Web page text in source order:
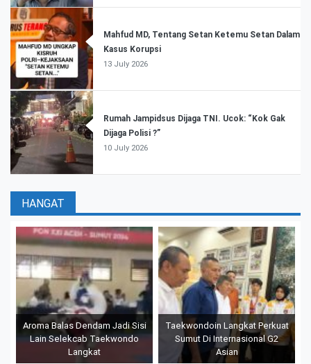
Mahfud MD, Tentang Setan Ketemu Setan Dalam
Kasus Korupsi
13 July 2026
Rumah Jampidsus Dijaga TNI. Ucok: “Kok Gak
Dijaga Polisi ?”
10 July 2026
HANGAT
Aroma Balas Dendam Jadi Sisi
Lain Selekcab Taekwondo
Langkat
Taekwondoin Langkat Perkuat
Sumut Di Internasional G2
Asian